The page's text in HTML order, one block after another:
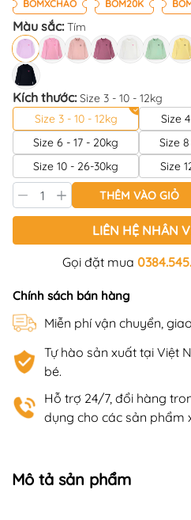
BOMXCHAO BOM20K
Màu sắc:Tím
Kích thước:Size 3 - 10 - 12kg
Size 3 - 10 - 12kg
Size
Size 6 - 17 - 20kg
Size
Size 10 - 26-30kg
Size
THÊM VÀO GIỎ
LIÊN HỆ NHÂN
Gọi đặt mua
Chính sách bán hàng
Miễn phí vận chuyển,
Tự hào sản xuất tại Việt
bé.
Hỗ trợ 24/7, đổi hàng
dụng cho các sản phẩm
Mô tả sản phẩm